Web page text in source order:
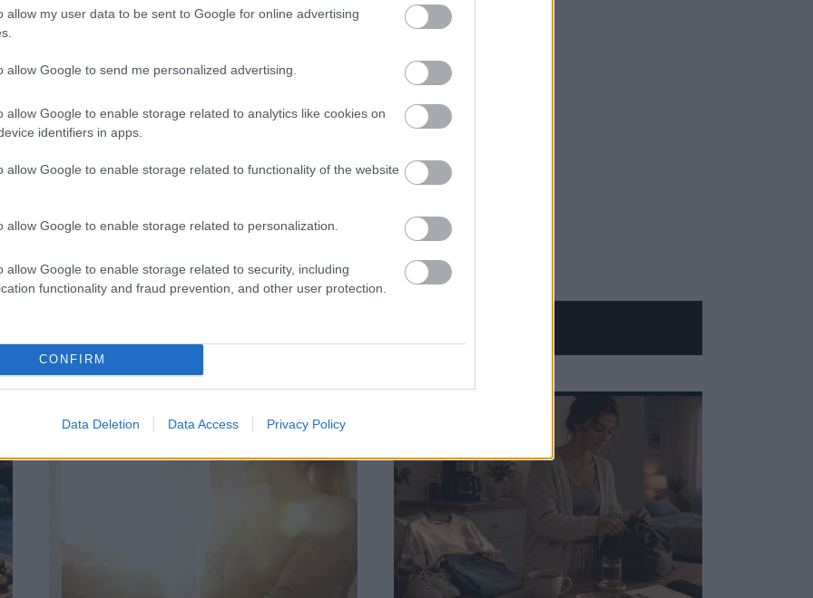
allow my user data to be sent to Google for online advertising
allow Google to send me personalized advertising.
allow Google to enable storage related to analytics like cookies on
identifiers in apps.
allow Google to enable storage related to functionality of the website
allow Google to enable storage related to personalization.
allow Google to enable storage related to security, including
functionality and fraud prevention, and other user protection.
CONFIRM
Data Deletion Data Access Privacy Policy